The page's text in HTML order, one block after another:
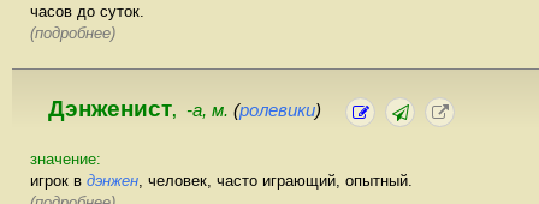
часов до суток.
(подробнее)
Дэнженист, -а, м. (ролевики)
значение:
игрок в дэнжен , человек, часто играющий, опытный.